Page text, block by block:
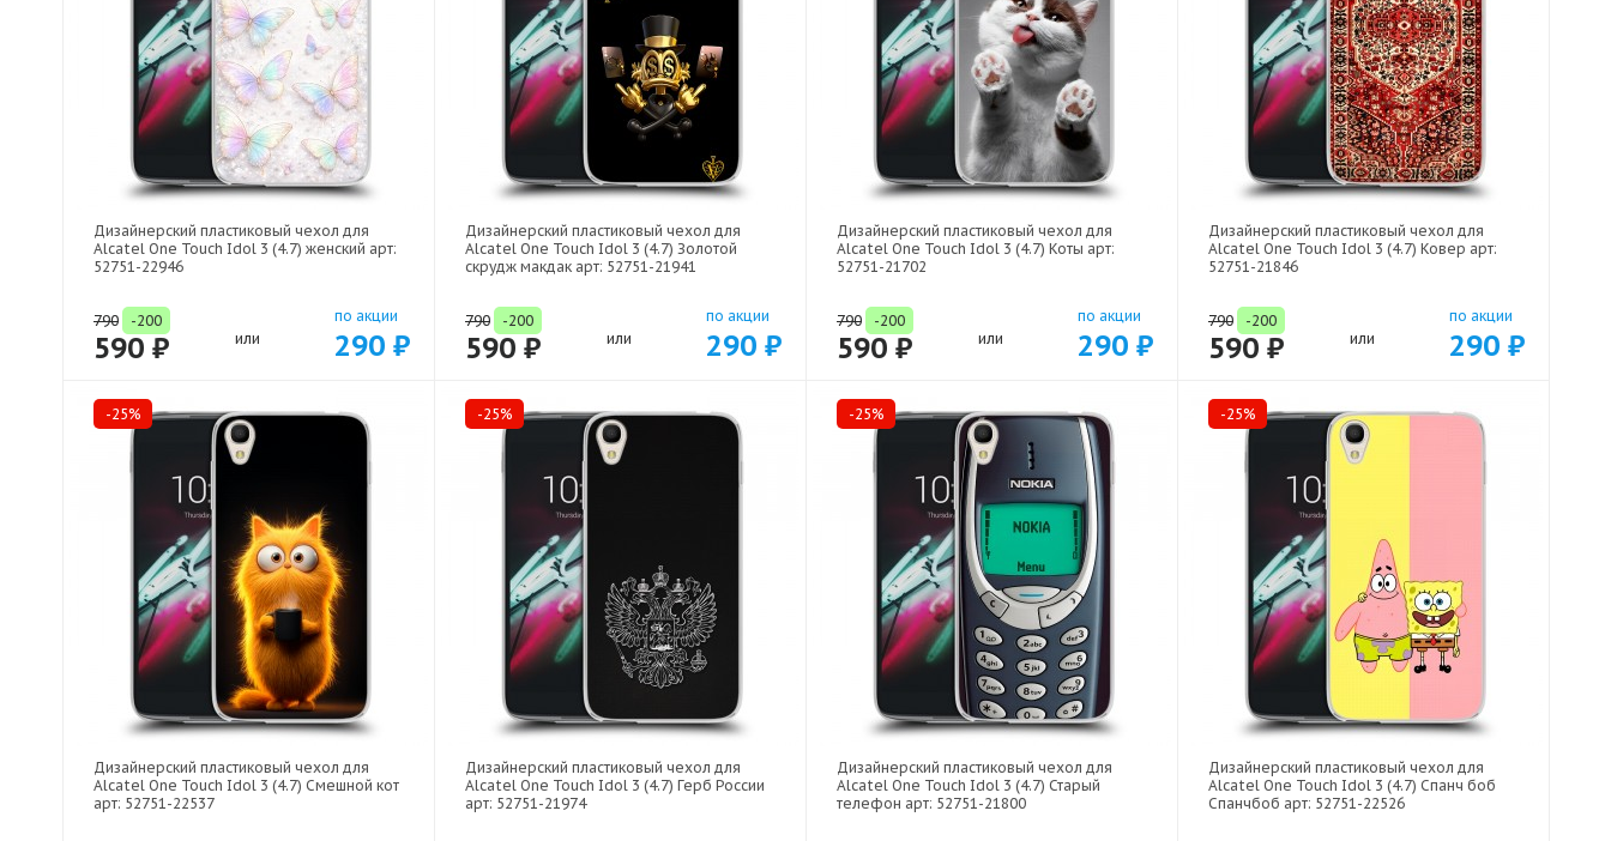
Дизайнерский пластиковый чехол для
Alcatel One Touch Idol 3 (4.7) женский арт:
52751-22946
790 -200
590 ₽ или
по акции
290 ₽
Дизайнерский пластиковый чехол для
Alcatel One Touch Idol 3 (4.7) Золотой
скрудж макдак арт: 52751-21941
790 -200
590 ₽ или
по акции
290 ₽
Дизайнерский пластиковый чехол для
Alcatel One Touch Idol 3 (4.7) Коты арт:
52751-21702
790 -200
590 ₽ или
по акции
290 ₽
Дизайнерский пластиковый чехол для
Alcatel One Touch Idol 3 (4.7) Ковер арт:
52751-21846
790 -200
590 ₽ или
по акции
290 ₽
-25%
Дизайнерский пластиковый чехол для
Alcatel One Touch Idol 3 (4.7) Смешной кот
арт: 52751-22537
-25%
Дизайнерский пластиковый чехол для
Alcatel One Touch Idol 3 (4.7) Герб России
арт: 52751-21974
-25%
Дизайнерский пластиковый чехол для
Alcatel One Touch Idol 3 (4.7) Старый
телефон арт: 52751-21800
-25%
Дизайнерский пластиковый чехол для
Alcatel One Touch Idol 3 (4.7) Спанч боб
Спанчбоб арт: 52751-22526